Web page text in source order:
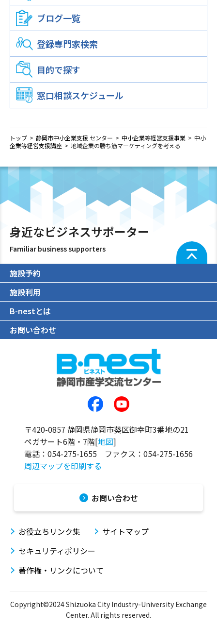
中小企業等経営支援事業
中小企業等経営支援講座 起業・経営相談
各種相談 窓口相談
産学連携コーディネータによる相談
WEBマーケティング相談
ブログ一覧
登録専門家検索
目的で探す
窓口相談スケジュール
トップ 静岡市中小企業支援 センター 中小企業等経営支援事業
中小
企業等経営支援講座
地域企業の勝ち筋マーケティングを考える
身近なビジネスサポーター
Familiar business supporters
施設予約
施設利用
B-nestとは
お問い合わせ
〒420-0857 静岡県静岡市葵区御幸町3番地の21
ペガサート6階・7階[地図]
電話： 054-275-1655 ファクス： 054-275-1656
周辺マップを印刷する
お問い合わせ
お役立ちリンク集
サイトマップ
セキュリティポリシー
著作権・リンクについて
Copyright©2024 Shizuoka City Industry-University Exchange
Center. All rights reserved.